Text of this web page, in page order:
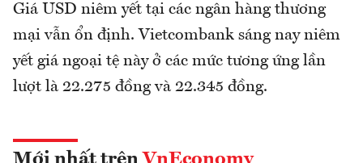
Giá USD niêm yết tại các ngân hàng thương
mại vẫn ổn định. Vietcombank sáng nay niêm
yết giá ngoại tệ này ở các mức tương ứng lần
lượt là 22.275 đồng và 22.345 đồng.